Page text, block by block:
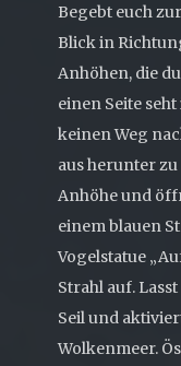
Begebt euch
Blick in
Anhöhen, die
einen Seite
keinen Weg
aus herunter
Anhöhe und
einem blauen
Vogelstatue
Strahl auf.
Seil und
Wolkenmeer.